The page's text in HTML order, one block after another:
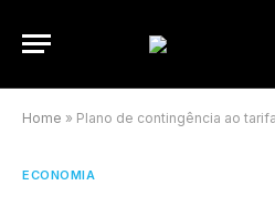
Home » Plano de contingência ao
ECONOMIA